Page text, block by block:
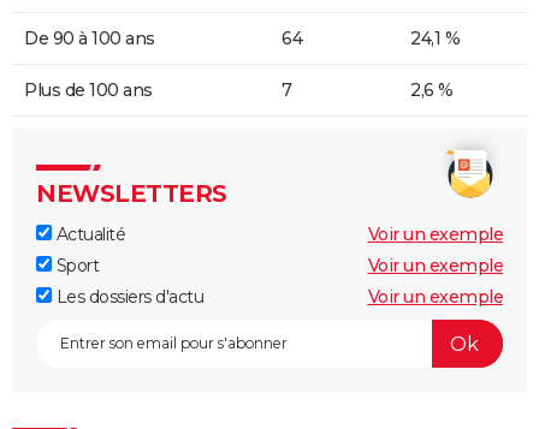
De 90 à 100 ans 64 24,1 %
Plus de 100 ans 7 2,6 %
NEWSLETTERS
Actualité
Voir un exemple
Sport
Voir un exemple
Les dossiers d'actu
Voir un exemple